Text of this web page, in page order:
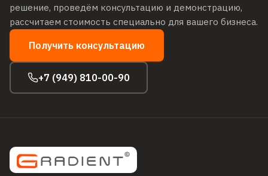
решение, проведём консультацию и демонстрацию,
рассчитаем стоимость специально для вашего бизнеса.
Получить консультацию
+7 (949) 810-00-90